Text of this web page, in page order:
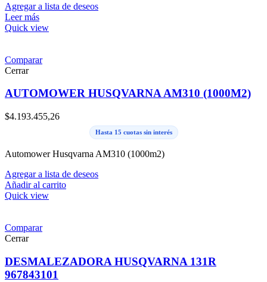
Agregar a lista de deseos
Leer más
Quick view
Comparar
Cerrar
AUTOMOWER HUSQVARNA AM310 (1000M2)
$4.193.455,26
Hasta 15 cuotas sin interés
Automower Husqvarna AM310 (1000m2)
Agregar a lista de deseos
Añadir al carrito
Quick view
Comparar
Cerrar
DESMALEZADORA HUSQVARNA 131R
967843101